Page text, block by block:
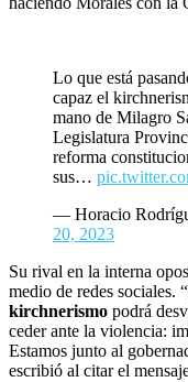
Lo que está
capaz el
mano de Milagro
Legislatura
reforma
sus…
— Horacio
20, 2023
Su rival en la interna
medio de redes sociales.
kirchnerismo podrá
ceder ante la violencia:
Estamos junto al
escribió al citar el